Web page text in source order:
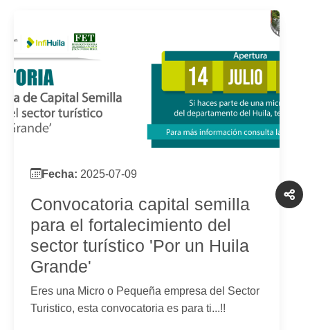
Fecha: 2025-07-09
Convocatoria capital semilla
para el fortalecimiento del
sector turístico 'Por un Huila
Grande'
Eres una Micro o Pequeña empresa del Sector
Turistico, esta convocatoria es para ti...!!